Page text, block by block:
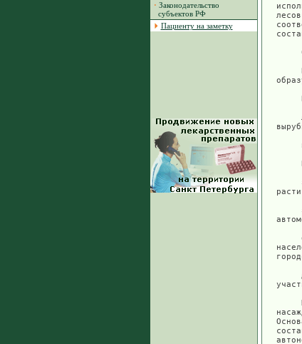
· Законодательство
субъектов РФ
Пациенту на заметку